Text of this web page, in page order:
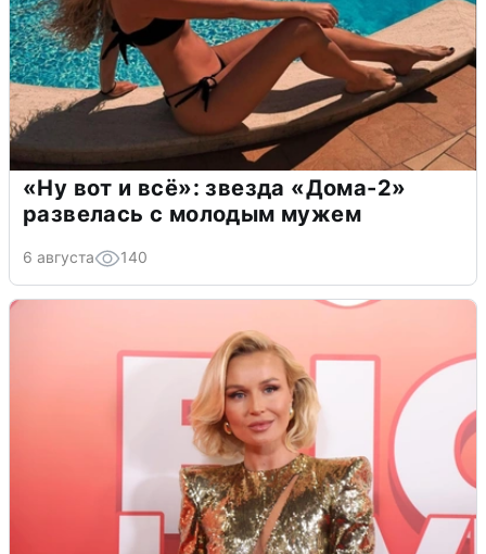
«Ну вот и всё»: звезда «Дома-2»
развелась с молодым мужем
6 августа 140